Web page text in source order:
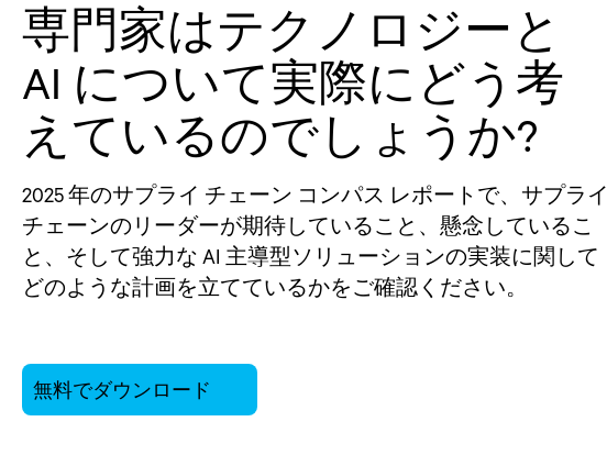
専門家はテクノロジーと
AI について実際にどう考
えているのでしょうか?
2025 年のサプライ チェーン コンパス レポートで、サプライ
チェーンのリーダーが期待していること、懸念しているこ
と、そして強力な AI 主導型ソリューションの実装に関して
どのような計画を立てているかをご確認ください。
無料でダウンロード